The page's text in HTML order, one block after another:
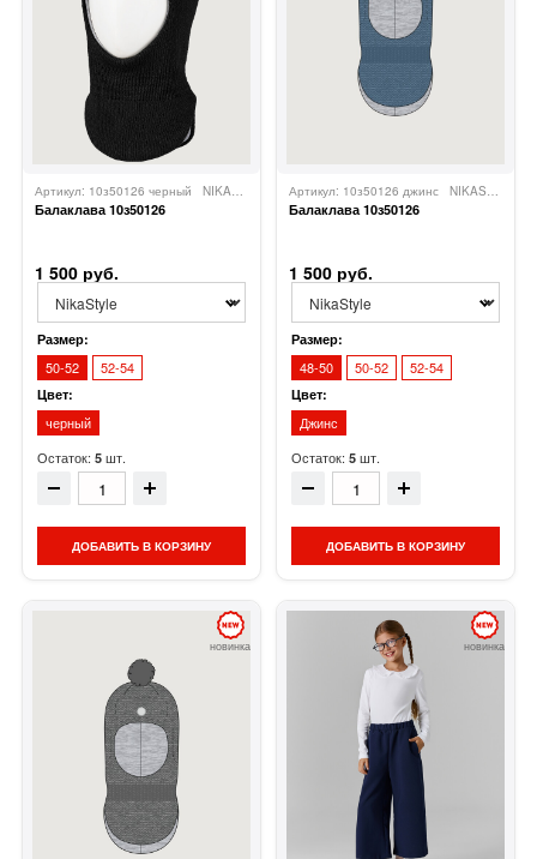
Балаклава 10з50126
Артикул: 10з50126 черный NIKASTYLE
1 500 руб.
Размер:
50-52 52-54
Цвет:
черный
Остаток: 5 шт.
ДОБАВИТЬ В КОРЗИНУ
Балаклава 10з50126
Артикул: 10з50126 джинс NIKASTYLE
1 500 руб.
Размер:
48-50 50-52 52-54
Цвет:
Джинс
Остаток: 5 шт.
ДОБАВИТЬ В КОРЗИНУ
новинка новинка